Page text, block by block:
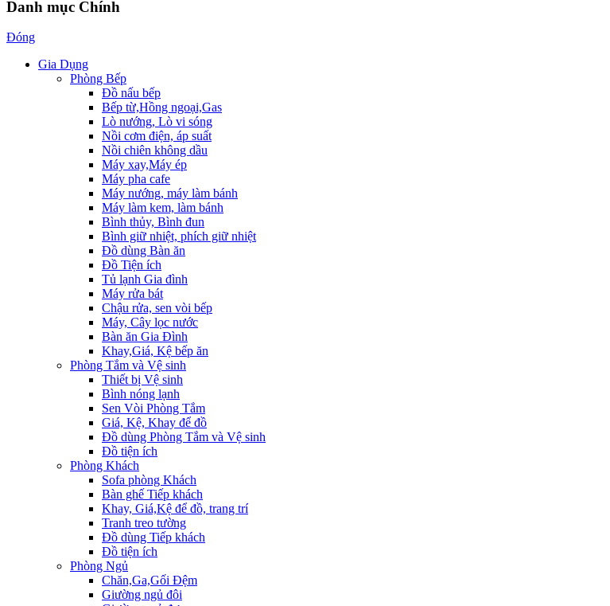
Danh mục Chính
Đóng
Gia Dụng
Phòng Bếp
Đồ nấu bếp
Bếp từ,Hồng ngoại,Gas
Lò nướng, Lò vi sóng
Nồi cơm điện, áp suất
Nồi chiên không dầu
Máy xay,Máy ép
Máy pha cafe
Máy nướng, máy làm bánh
Máy làm kem, làm bánh
Bình thủy, Bình đun
Bình giữ nhiệt, phích giữ nhiệt
Đồ dùng Bàn ăn
Đồ Tiện ích
Tủ lạnh Gia đình
Máy rửa bát
Chậu rửa, sen vòi bếp
Máy, Cây lọc nước
Bàn ăn Gia Đình
Khay,Giá, Kệ bếp ăn
Phòng Tắm và Vệ sinh
Thiết bị Vệ sinh
Bình nóng lạnh
Sen Vòi Phòng Tắm
Giá, Kệ, Khay để đồ
Đồ dùng Phòng Tắm và Vệ sinh
Đồ tiện ích
Phòng Khách
Sofa phòng Khách
Bàn ghế Tiếp khách
Khay, Giá,Kệ để đồ, trang trí
Tranh treo tường
Đồ dùng Tiếp khách
Đồ tiện ích
Phòng Ngủ
Chăn,Ga,Gối Đệm
Giường ngủ đôi